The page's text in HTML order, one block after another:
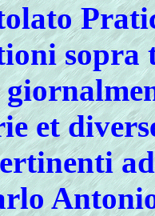
et